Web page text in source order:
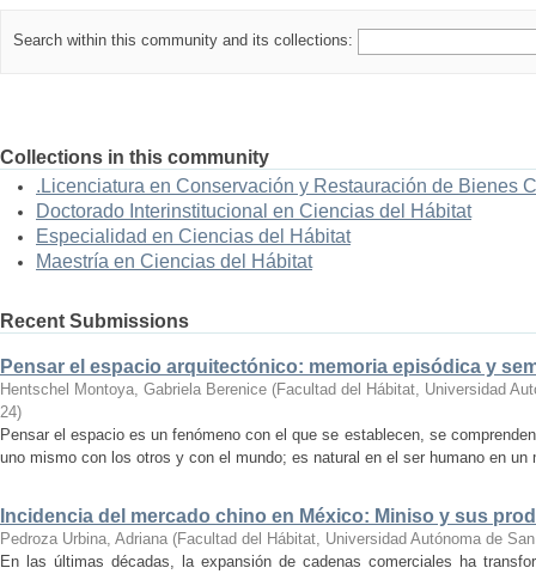
Search within this community and its collections:
Collections in this community
.Licenciatura en Conservación y Restauración de Bienes
Doctorado Interinstitucional en Ciencias del Hábitat
Especialidad en Ciencias del Hábitat
Maestría en Ciencias del Hábitat
Recent Submissions
Pensar el espacio arquitectónico: memoria episódica y
Hentschel Montoya, Gabriela Berenice (Facultad del Hábitat, Universidad
24)
Pensar el espacio es un fenómeno con el que se establecen, se
uno mismo con los otros y con el mundo; es natural en el ser humano en
Incidencia del mercado chino en México: Miniso y sus
Pedroza Urbina, Adriana (Facultad del Hábitat, Universidad Autónoma de
En las últimas décadas, la expansión de cadenas comerciales ha